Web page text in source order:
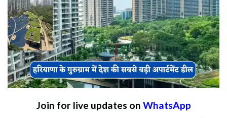
Join for live updates on WhatsApp